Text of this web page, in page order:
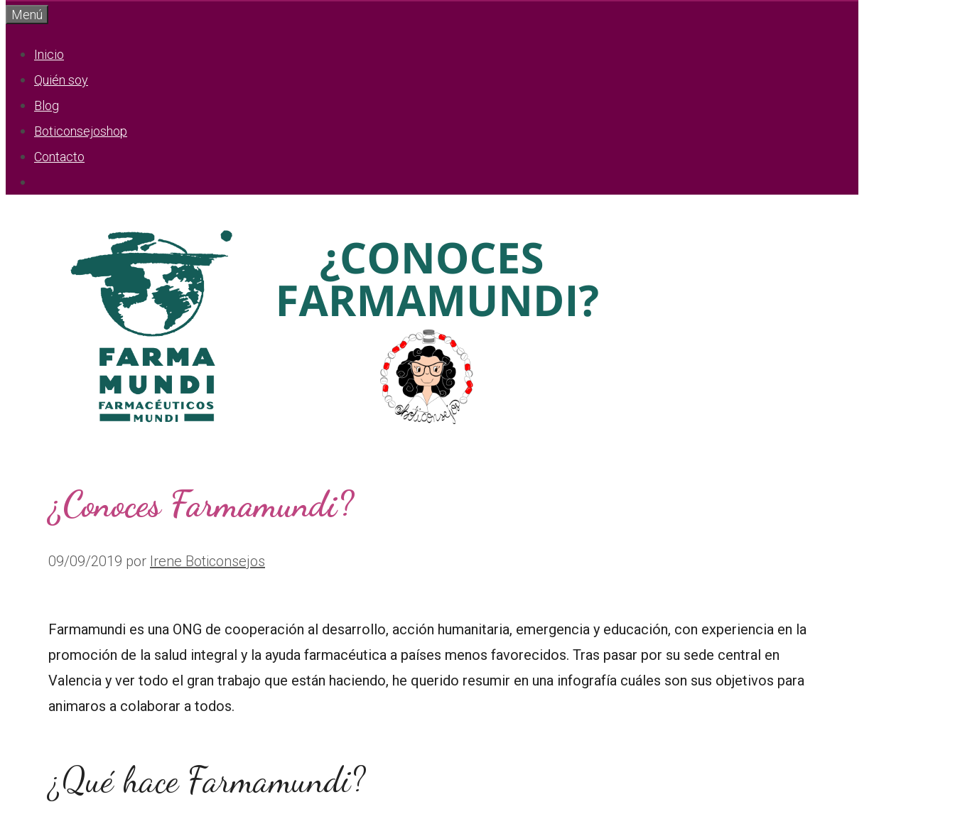
Menú
Inicio
Quién soy
Blog
Boticonsejoshop
Contacto
¿Conoces Farmamundi?
09/09/2019 por Irene Boticonsejos
Farmamundi es una ONG de cooperación al desarrollo, acción humanitaria, emergencia y educación, con experiencia en la
promoción de la salud integral y la ayuda farmacéutica a países menos favorecidos. Tras pasar por su sede central en
Valencia y ver todo el gran trabajo que están haciendo, he querido resumir en una infografía cuáles son sus objetivos para
animaros a colaborar a todos.
¿Qué hace Farmamundi?